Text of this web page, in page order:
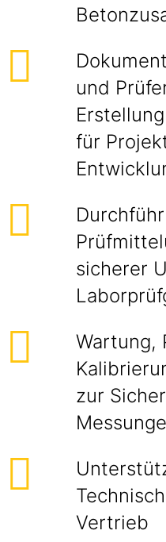
und
für
sicherer
Wartung,
zur
Vertrieb